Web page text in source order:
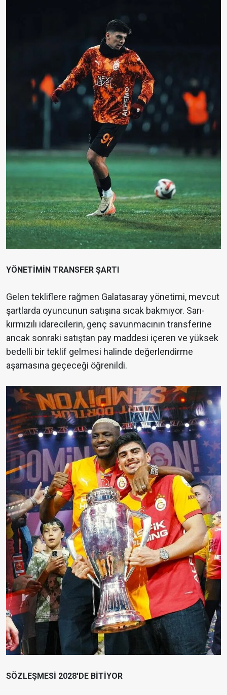
YÖNETİMİN TRANSFER ŞARTI
Gelen tekliflere rağmen Galatasaray yönetimi, mevcut
şartlarda oyuncunun satışına sıcak bakmıyor. Sarı-
kırmızılı idarecilerin, genç savunmacının transferine
ancak sonraki satıştan pay maddesi içeren ve yüksek
bedelli bir teklif gelmesi halinde değerlendirme
aşamasına geçeceği öğrenildi.
SÖZLEŞMESİ 2028'DE BİTİYOR